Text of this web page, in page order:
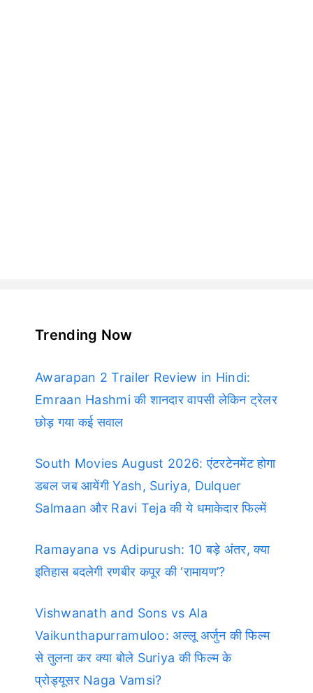
Trending Now
Awarapan 2 Trailer Review in Hindi:
Emraan Hashmi की शानदार वापसी लेकिन ट्रेलर
छोड़ गया कई सवाल
South Movies August 2026: एंटरटेनमेंट होगा
डबल जब आयेंगी Yash, Suriya, Dulquer
Salmaan और Ravi Teja की ये धमाकेदार फिल्में
Ramayana vs Adipurush: 10 बड़े अंतर, क्या
इतिहास बदलेगी रणबीर कपूर की ‘रामायण’?
Vishwanath and Sons vs Ala
Vaikunthapurramuloo: अल्लू अर्जुन की फिल्म
से तुलना कर क्या बोले Suriya की फिल्म के
प्रोड्यूसर Naga Vamsi?